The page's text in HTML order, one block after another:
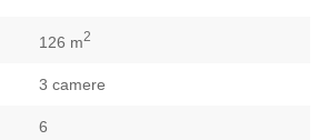
126 m2
3 camere
6